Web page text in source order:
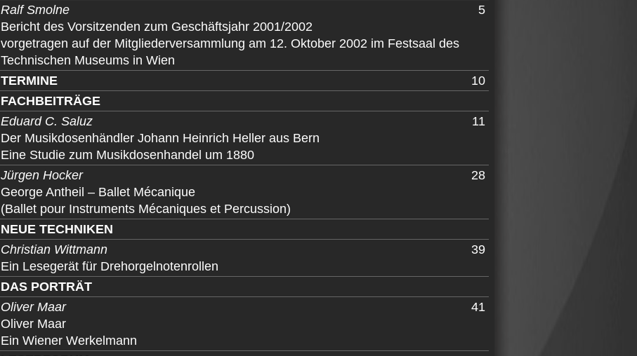
Ralf Smolne
Bericht des Vorsitzenden zum Geschäftsjahr 2001/2002
vorgetragen auf der Mitgliederversammlung am 12. Oktober 2002 im Festsaal des
Technischen Museums in Wien
5
TERMINE
10
FACHBEITRÄGE
Eduard C. Saluz
Der Musikdosenhändler Johann Heinrich Heller aus Bern
Eine Studie zum Musikdosenhandel um 1880
11
Jürgen Hocker
George Antheil – Ballet Mécanique
(Ballet pour Instruments Mécaniques et Percussion)
28
NEUE TECHNIKEN
Christian Wittmann
Ein Lesegerät für Drehorgelnotenrollen
39
DAS PORTRÄT
Oliver Maar
Oliver Maar
Ein Wiener Werkelmann
41